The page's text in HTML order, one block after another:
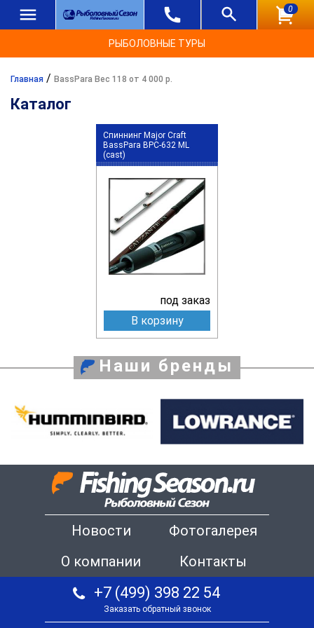
0
РЫБОЛОВНЫЕ ТУРЫ
Главная / BassPara Вес 118 от 4 000 р.
Каталог
Спиннинг Major Craft
BassPara BPC-632 ML
(cast)
под заказ
В корзину
Наши бренды
Новости
Фотогалерея
О компании
Контакты
+7 (499) 398 22 54
Заказать обратный звонок